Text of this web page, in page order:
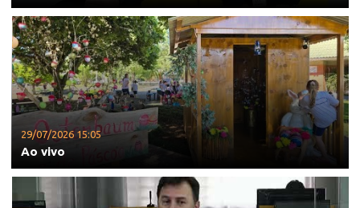
29/07/2026 15:05
Ao vivo